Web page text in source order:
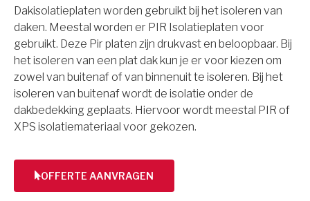
Dakisolatieplaten worden gebruikt bij het isoleren van
daken. Meestal worden er PIR Isolatieplaten voor
gebruikt. Deze Pir platen zijn drukvast en beloopbaar. Bij
het isoleren van een plat dak kun je er voor kiezen om
zowel van buitenaf of van binnenuit te isoleren. Bij het
isoleren van buitenaf wordt de isolatie onder de
dakbedekking geplaats. Hiervoor wordt meestal PIR of
XPS isolatiemateriaal voor gekozen.
OFFERTE AANVRAGEN